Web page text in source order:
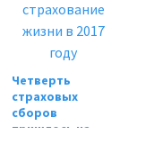
Четверть
страховых
сборов
пришлось на